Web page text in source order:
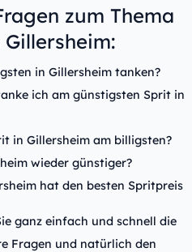
zum Thema
in Gillersheim tanken?
ich am günstigsten Sprit in
in Gillersheim am billigsten?
wieder günstiger?
hat den besten Spritpreis
ganz einfach und schnell die
Fragen und natürlich den